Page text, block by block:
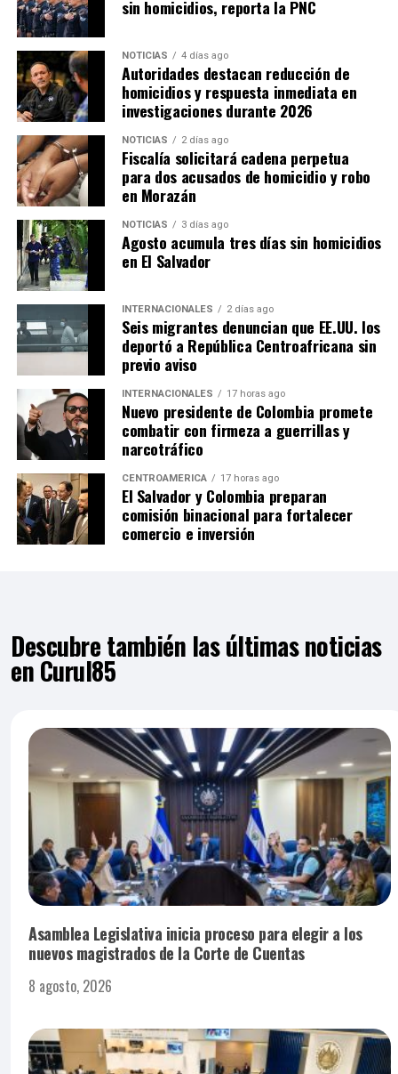
sin homicidios, reporta la PNC
NOTICIAS 4 días ago
Autoridades destacan reducción de
homicidios y respuesta inmediata en
investigaciones durante 2026
NOTICIAS 2 días ago
Fiscalía solicitará cadena perpetua
para dos acusados de homicidio y robo
en Morazán
NOTICIAS 3 días ago
Agosto acumula tres días sin homicidios
en El Salvador
INTERNACIONALES 2 días ago
Seis migrantes denuncian que EE.UU. los
deportó a República Centroafricana sin
previo aviso
INTERNACIONALES 17 horas ago
Nuevo presidente de Colombia promete
combatir con firmeza a guerrillas y
narcotráfico
CENTROAMÉRICA 17 horas ago
El Salvador y Colombia preparan
comisión binacional para fortalecer
comercio e inversión
Descubre también las últimas noticias
en Curul85
Asamblea Legislativa inicia proceso para elegir a los
nuevos magistrados de la Corte de Cuentas
8 agosto, 2026